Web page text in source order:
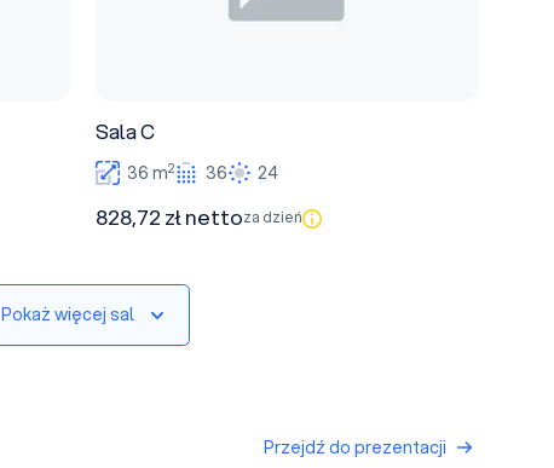
Sala C
36 m2 36 24
828,72 zł nettoza dzień
Pokaż więcej sal
Przejdź do prezentacji